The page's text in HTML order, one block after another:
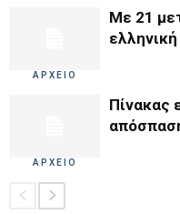
ΑΡΧΕΙΟ
Με 21
ΑΡΧΕΙΟ
Πίνακας